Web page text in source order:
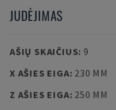
JUDĖJIMAS
AŠIŲ SKAIČIUS: 9
X AŠIES EIGA: 230 MM
Z AŠIES EIGA: 250 MM